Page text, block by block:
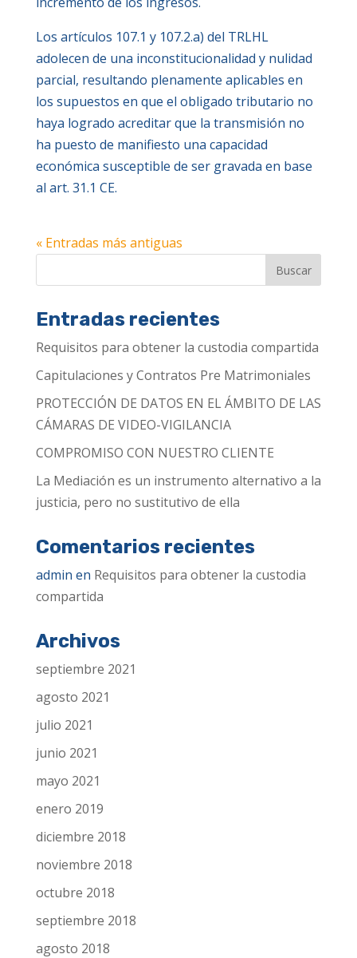
Los artículos 107.1 y 107.2.a) del TRLHL
adolecen de una inconstitucionalidad y nulidad
parcial, resultando plenamente aplicables en
los supuestos en que el obligado tributario no
haya logrado acreditar que la transmisión no
ha puesto de manifiesto una capacidad
económica susceptible de ser gravada en base
al art. 31.1 CE.
« Entradas más antiguas
Entradas recientes
Requisitos para obtener la custodia compartida
Capitulaciones y Contratos Pre Matrimoniales
PROTECCIÓN DE DATOS EN EL ÁMBITO DE LAS
CÁMARAS DE VIDEO-VIGILANCIA
COMPROMISO CON NUESTRO CLIENTE
La Mediación es un instrumento alternativo a la
justicia, pero no sustitutivo de ella
Comentarios recientes
admin en Requisitos para obtener la custodia
compartida
Archivos
septiembre 2021
agosto 2021
julio 2021
junio 2021
mayo 2021
enero 2019
diciembre 2018
noviembre 2018
octubre 2018
septiembre 2018
agosto 2018